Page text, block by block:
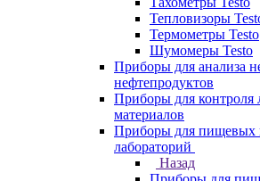
Тепловизоры
Термометры Testo
Шумомеры Testo
Приборы для анализа
нефтепродуктов
Приборы для контроля
материалов
Приборы для пищевых
лабораторий
Назад